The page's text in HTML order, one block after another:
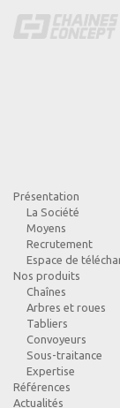
Présentation
La Société
Moyens
Recrutement
Espace de
Nos produits
Chaînes
Arbres et roues
Tabliers
Convoyeurs
Sous-traitance
Expertise
Références
Actualités